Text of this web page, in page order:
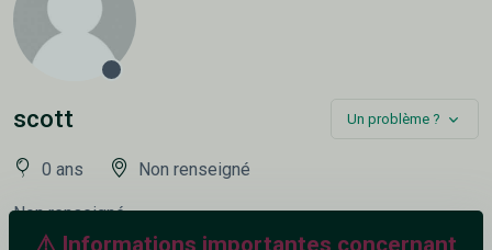
scott Un problème ?
0 ans Non renseigné
Non renseigné